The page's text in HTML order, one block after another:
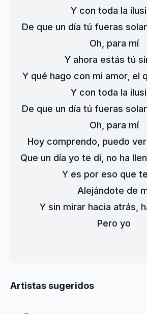
Y con toda la
De que un día tú fueras
Oh, para mí
Y ahora estás tú
Y qué hago con mi amor, el
Y con toda la
De que un día tú fueras
Oh, para mí
Hoy comprendo, puedo
Que un día yo te di, no ha
Y es por eso que
Alejándote de
Y sin mirar hacia atrás,
Pero yo
Artistas sugeridos